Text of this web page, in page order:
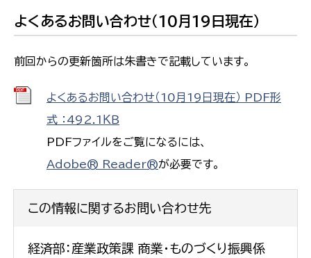
よくあるお問い合わせ（10月19日現在）
前回からの更新箇所は朱書きで記載しています。
よくあるお問い合わせ（10月19日現在） PDF形
式 ：492.1ＫＢ
PDFファイルをご覧になるには、
Adobe® Reader®が必要です。
この情報に関するお問い合わせ先
経済部：産業政策課 商業・ものづくり振興係